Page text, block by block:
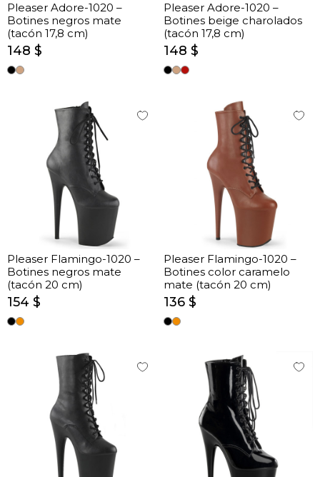
Pleaser Adore-1020 –
Botines negros mate
(tacón 17,8 cm)
148 $
Pleaser Adore-1020 –
Botines beige charolados
(tacón 17,8 cm)
148 $
Pleaser Flamingo-1020 –
Botines negros mate
(tacón 20 cm)
154 $
Pleaser Flamingo-1020 –
Botines color caramelo
mate (tacón 20 cm)
136 $